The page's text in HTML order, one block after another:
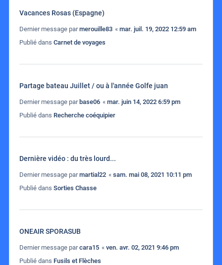
Vacances Rosas (Espagne)
Dernier message parmerouille83 « mar. juil. 19, 2022 12:59 am
Publié dans Carnet de voyages
Partage bateau Juillet / ou à l'année Golfe juan
Dernier message par base06 « mar. juin 14, 2022 6:59 pm
Publié dans Recherche coéquipier
Dernière vidéo : du très lourd...
Dernier message parmartial22 « sam. mai 08, 2021 10:11 pm
Publié dans Sorties Chasse
ONEAIR SPORASUB
Dernier message parcara15 « ven. avr. 02, 2021 9:46 pm
Publié dans Fusils et Flèches